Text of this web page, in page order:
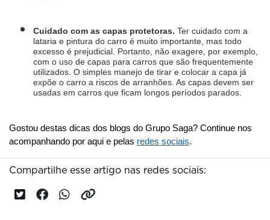
Cuidado com as capas protetoras. Ter cuidado com a
lataria e pintura do carro é muito importante, mas todo
excesso é prejudicial. Portanto, não exagere, por exemplo,
com o uso de capas para carros que são frequentemente
utilizados. O simples manejo de tirar e colocar a capa já
expõe o carro a riscos de arranhões. As capas devem ser
usadas em carros que ficam longos períodos parados.
Gostou destas dicas dos blogs do Grupo Saga? Continue nos
acompanhando por aqui e pelas redes sociais.
Compartilhe esse artigo nas redes sociais: